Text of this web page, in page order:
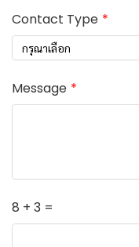
Contact Type
กรุณาเลือก
Message
8 + 3 =